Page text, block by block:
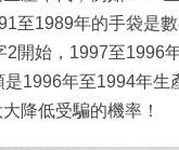
至1989年的手袋是
2開始，1997至1996
1996年至1994年生
降低受騙的機率！